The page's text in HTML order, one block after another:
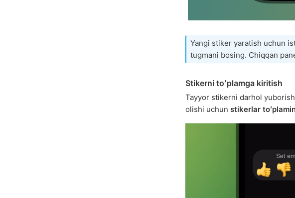
Yangi stiker yaratish uchun
tugmani bosing. Chiqqan
Stikerni toʻplamga kiritish
Tayyor stikerni darhol
olishi uchun stikerlar